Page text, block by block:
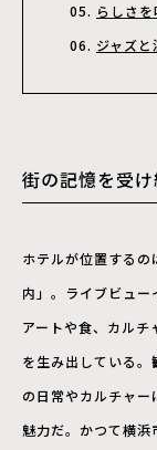
らしさ
ジャズ
街の記憶を受
ホテルが位置する
内」。ライブビュー
アートや食、カル
を生み出している
の日常やカルチャ
魅力だ。かつて横